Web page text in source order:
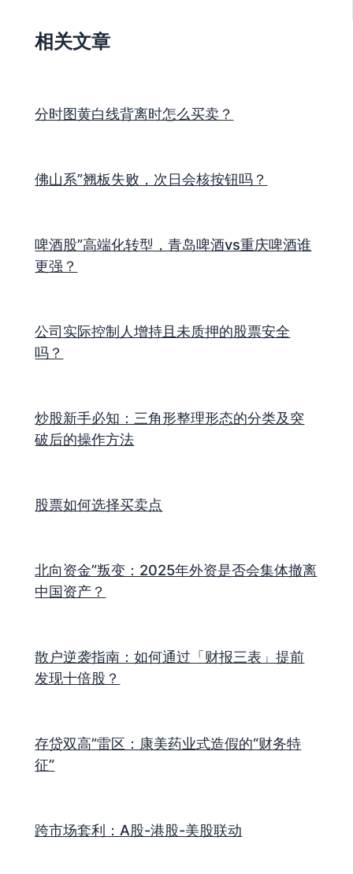
相关文章
分时图黄白线背离时怎么买卖？
佛山系”翘板失败，次日会核按钮吗？
啤酒股”高端化转型，青岛啤酒vs重庆啤酒谁
更强？
公司实际控制人增持且未质押的股票安全
吗？
炒股新手必知：三角形整理形态的分类及突
破后的操作方法
股票如何选择买卖点
北向资金”叛变：2025年外资是否会集体撤离
中国资产？
散户逆袭指南：如何通过「财报三表」提前
发现十倍股？
存贷双高”雷区：康美药业式造假的“财务特
征”
跨市场套利：A股-港股-美股联动